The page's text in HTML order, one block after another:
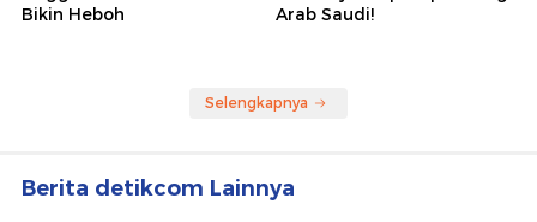
Bikin Heboh
Arab Saudi!
Selengkapnya
Berita detikcom Lainnya